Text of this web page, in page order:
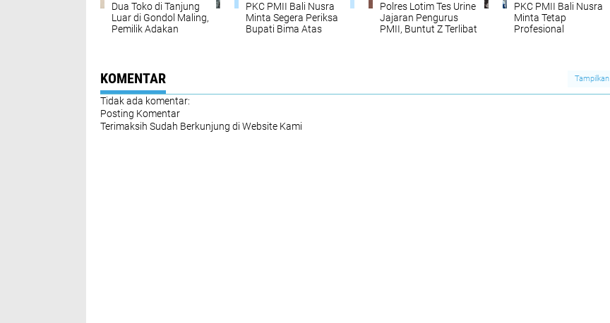
Dua Toko di Tanjung
Luar di Gondol Maling,
Pemilik Adakan
PKC PMII Bali Nusra
Minta Segera Periksa
Bupati Bima Atas
Polres Lotim Tes Urine
Jajaran Pengurus
PMII, Buntut Z Terlibat
PKC PMII Bali Nusra
Minta Tetap
Profesional
KOMENTAR Tampilkan
Tidak ada komentar:
Posting Komentar
Terimaksih Sudah Berkunjung di Website Kami